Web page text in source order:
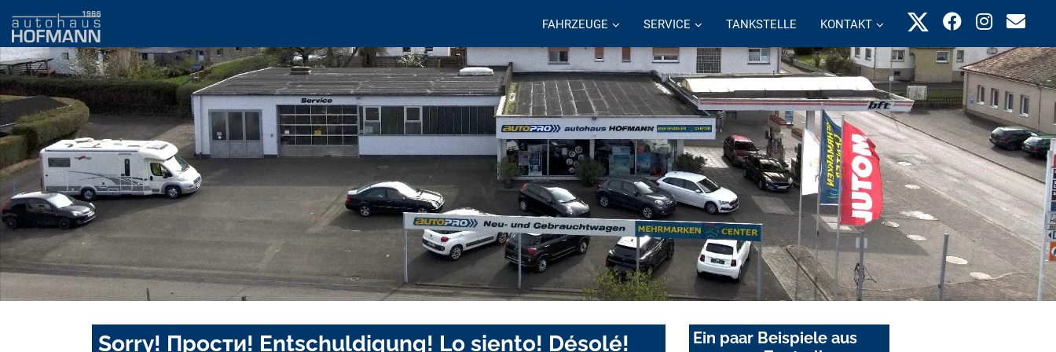
FAHRZEUGE SERVICE TANKSTELLE KONTAKT
Sorry! Прости! Entschuldigung! Lo siento! Désolé!
Ein paar Beispiele aus